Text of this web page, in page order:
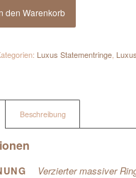
den Warenkorb
Luxus Statementringe,
Beschreibung
Verzierter massiver